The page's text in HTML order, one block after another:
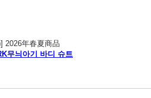
2026年春夏商品
무늬아기 바디 슈트